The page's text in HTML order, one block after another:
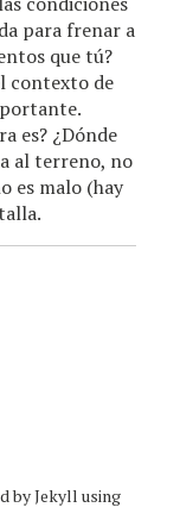
para frenar a
que tú?
contexto de
es? ¿Dónde
al terreno, no
es malo (hay
byJekyll using